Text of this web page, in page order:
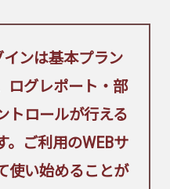
ンは基本プラン
ログレポート・部
トロールが行える
。ご利用のWEBサ
使い始めることが